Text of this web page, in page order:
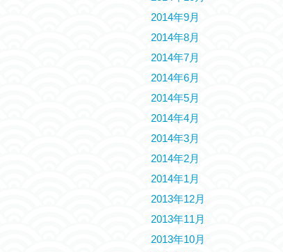
2014年9月
2014年8月
2014年7月
2014年6月
2014年5月
2014年4月
2014年3月
2014年2月
2014年1月
2013年12月
2013年11月
2013年10月